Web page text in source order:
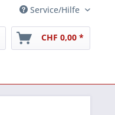
Service/Hilfe
CHF 0,00 *